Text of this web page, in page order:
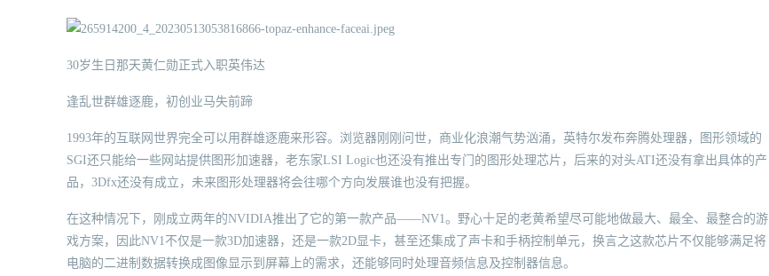
30岁生日那天黄仁勋正式入职英伟达
逢乱世群雄逐鹿，初创业马失前蹄
1993年的互联网世界完全可以用群雄逐鹿来形容。浏览器刚刚问世，商业化浪潮气势汹涌，英特尔发布奔腾处理器，图形领域的
SGI还只能给一些网站提供图形加速器，老东家LSI Logic也还没有推出专门的图形处理芯片，后来的对头ATI还没有拿出具体的产
品，3Dfx还没有成立，未来图形处理器将会往哪个方向发展谁也没有把握。
在这种情况下，刚成立两年的NVIDIA推出了它的第一款产品——NV1。野心十足的老黄希望尽可能地做最大、最全、最整合的游
戏方案，因此NV1不仅是一款3D加速器，还是一款2D显卡，甚至还集成了声卡和手柄控制单元，换言之这款芯片不仅能够满足将
电脑的二进制数据转换成图像显示到屏幕上的需求，还能够同时处理音频信息及控制器信息。